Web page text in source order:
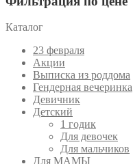
Каталог
23 февраля
Акции
Выписка из роддома
Гендерная вечеринка
Девичник
Детский
1 годик
Для девочек
Для мальчиков
Для МАМЫ